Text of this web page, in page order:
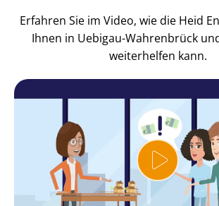
Erfahren Sie im Video, wie die Heid
Ihnen in Uebigau-Wahrenbrück
weiterhelfen kann.